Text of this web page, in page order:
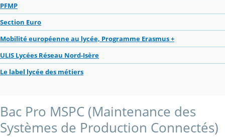
PFMP
Section Euro
Mobilité européenne au lycée, Programme Erasmus +
ULIS Lycées Réseau Nord-Isère
Le label lycée des métiers
Bac Pro MSPC (Maintenance des
Systèmes de Production Connectés)